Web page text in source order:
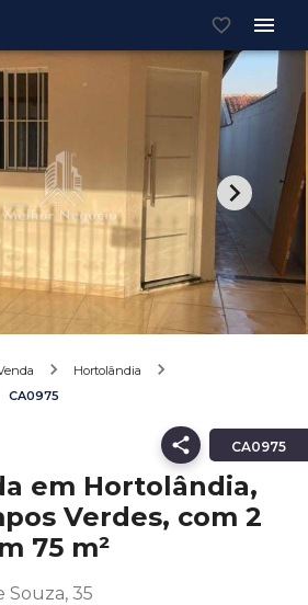
Hortolândia
CA0975
CA0975
em Hortolândia,
Verdes, com 2
75 m²
Souza, 35